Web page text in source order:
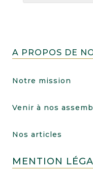
A PROPOS DE
Notre mission
Venir à nos
Nos articles
MENTION